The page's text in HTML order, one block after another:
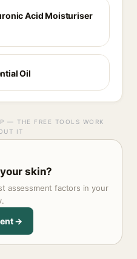
Acid Moisturiser
Oil
— THE FREE TOOLS WORK
IT
skin?
assessment factors in your
→